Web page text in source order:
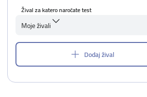
Žival za katero naročate test
Moje živali
Dodaj žival